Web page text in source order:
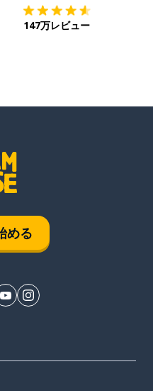
147万レビュー
める